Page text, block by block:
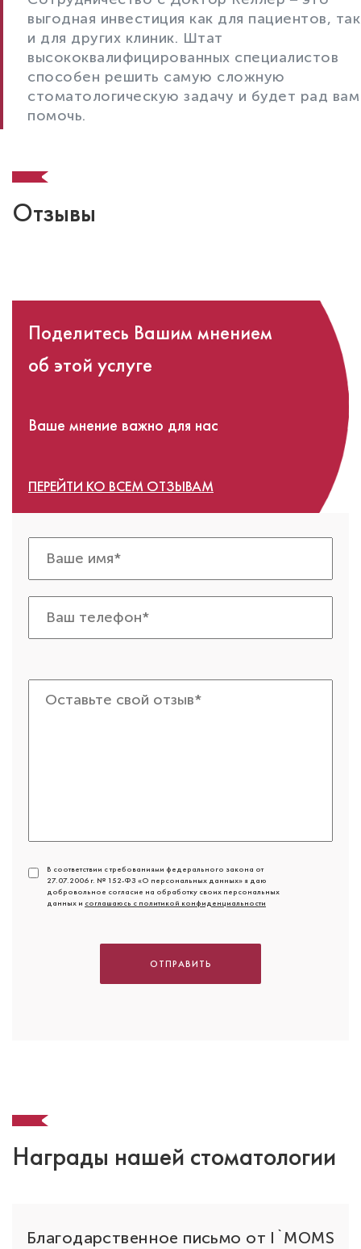
выгодная инвестиция как для пациентов, так
и для других клиник. Штат
высококвалифицированных специалистов
способен решить самую сложную
стоматологическую задачу и будет рад вам
помочь.
Отзывы
Поделитесь Вашим мнением
об этой услуге
Ваше мнение важно для нас
ПЕРЕЙТИ КО ВСЕМ ОТЗЫВАМ
В соответствии с требованиями федерального закона от
27.07.2006 г. № 152-ФЗ «О персональных данных» я даю
добровольное согласие на обработку своих персональных
данных и соглашаюсь с политикой конфиденциальности
ОТПРАВИТЬ
Награды нашей стоматологии
Благодарственное письмо от I`MOMS